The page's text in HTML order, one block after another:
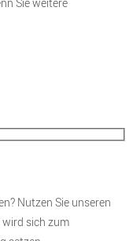
Nutzen Sie unseren
sich zum